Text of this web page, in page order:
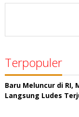
Terpopuler
Baru Meluncur di RI,
Langsung Ludes